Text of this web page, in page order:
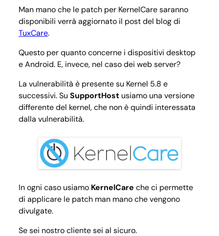
Man mano che le patch per KernelCare saranno
disponibili verrà aggiornato il post del blog di
TuxCare.
Questo per quanto concerne i dispositivi desktop
e Android. E, invece, nel caso dei web server?
La vulnerabilità è presente su Kernel 5.8 e
successivi. Su SupportHost usiamo una versione
differente del kernel, che non è quindi interessata
dalla vulnerabilità.
In ogni caso usiamo KernelCare che ci permette
di applicare le patch man mano che vengono
divulgate.
Se sei nostro cliente sei al sicuro.